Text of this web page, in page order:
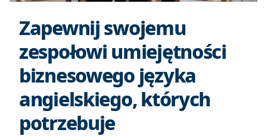
Zapewnij swojemu
zespołowi umiejętności
biznesowego języka
angielskiego, których
potrzebuje